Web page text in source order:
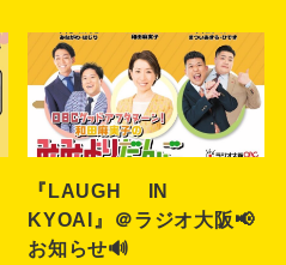
『LAUGH IN
KYOAI』＠ラジオ大阪📢
お知らせ🔊